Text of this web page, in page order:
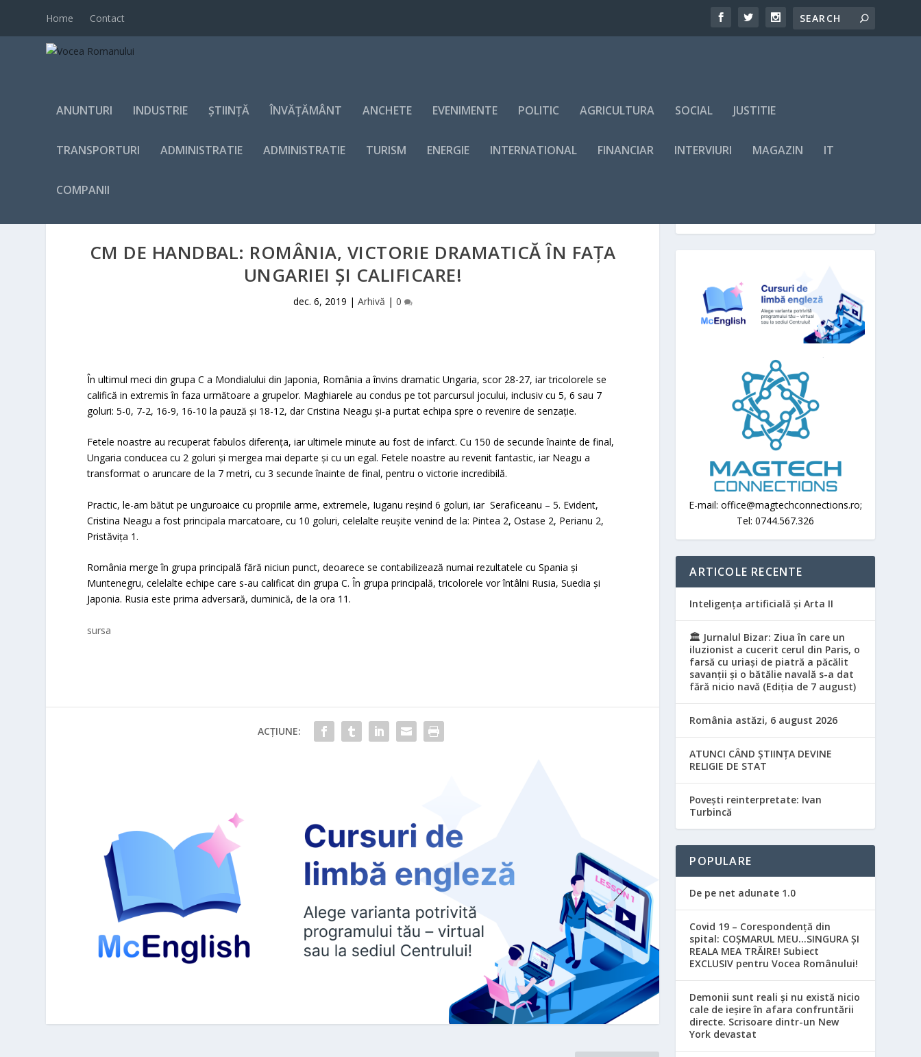
Home Contact
ANUNTURI INDUSTRIE ȘTIINȚĂ ÎNVĂȚĂMÂNT ANCHETE EVENIMENTE POLITIC AGRICULTURA SOCIAL JUSTITIE
TRANSPORTURI ADMINISTRATIE ADMINISTRATIE TURISM ENERGIE INTERNATIONAL FINANCIAR INTERVIURI MAGAZIN IT
COMPANII
CM DE HANDBAL: ROMÂNIA, VICTORIE DRAMATICĂ ÎN FAŢA
UNGARIEI ŞI CALIFICARE!
dec. 6, 2019 | Arhivă | 0
În ultimul meci din grupa C a Mondialului din Japonia, România a învins dramatic Ungaria, scor 28-27, iar tricolorele se
califică in extremis în faza următoare a grupelor. Maghiarele au condus pe tot parcursul jocului, inclusiv cu 5, 6 sau 7
goluri: 5-0, 7-2, 16-9, 16-10 la pauză şi 18-12, dar Cristina Neagu şi-a purtat echipa spre o revenire de senzaţie.
Fetele noastre au recuperat fabulos diferenţa, iar ultimele minute au fost de infarct. Cu 150 de secunde înainte de final,
Ungaria conducea cu 2 goluri şi mergea mai departe şi cu un egal. Fetele noastre au revenit fantastic, iar Neagu a
transformat o aruncare de la 7 metri, cu 3 secunde înainte de final, pentru o victorie incredibilă.
Practic, le-am bătut pe unguroaice cu propriile arme, extremele, Iuganu reşind 6 goluri, iar Seraficeanu – 5. Evident,
Cristina Neagu a fost principala marcatoare, cu 10 goluri, celelalte reuşite venind de la: Pintea 2, Ostase 2, Perianu 2,
Pristăviţa 1.
România merge în grupa principală fără niciun punct, deoarece se contabilizează numai rezultatele cu Spania şi
Muntenegru, celelalte echipe care s-au calificat din grupa C. În grupa principală, tricolorele vor întâlni Rusia, Suedia şi
Japonia. Rusia este prima adversară, duminică, de la ora 11.
sursa
ACȚIUNE:
E-mail: office@magtechconnections.ro;
Tel: 0744.567.326
ARTICOLE RECENTE
Inteligența artificială și Arta II
🏛️ Jurnalul Bizar: Ziua în care un
iluzionist a cucerit cerul din Paris, o
farsă cu uriași de piatră a păcălit
savanții și o bătălie navală s-a dat
fără nicio navă (Ediția de 7 august)
România astăzi, 6 august 2026
ATUNCI CÂND ȘTIINȚA DEVINE
RELIGIE DE STAT
Povești reinterpretate: Ivan
Turbincă
POPULARE
De pe net adunate 1.0
Covid 19 – Corespondență din
spital: COȘMARUL MEU…SINGURA ȘI
REALA MEA TRĂIRE! Subiect
EXCLUSIV pentru Vocea Românului!
Demonii sunt reali și nu există nicio
cale de ieșire în afara confruntării
directe. Scrisoare dintr-un New
York devastat